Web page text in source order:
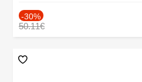
-30%
50.11€